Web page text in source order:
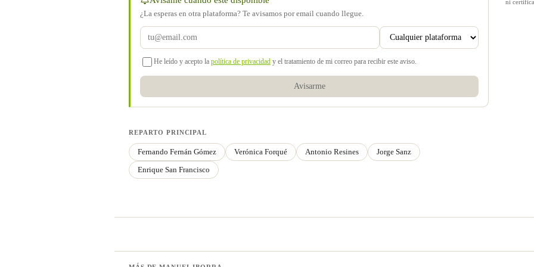
¿La esperas en otra plataforma? Te avisamos por email cuando llegue.
He leído y acepto la política de privacidad y el tratamiento de mi correo para recibir este aviso.
Avisarme
REPARTO PRINCIPAL
Fernando Fernán Gómez Verónica Forqué Antonio Resines
Jorge Sanz
Enrique San Francisco
ni